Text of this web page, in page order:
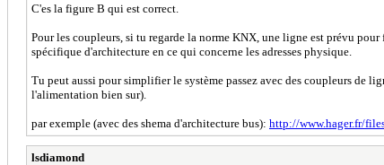
C'es la figure B qui est correct.
Pour les coupleurs, si tu regarde la norme KNX, une ligne est prévu
spécifique d'architecture en ce qui concerne les adresses physique.
Tu peut aussi pour simplifier le système passez avec des coupleurs de
l'alimentation bien sur).
par exemple (avec des shema d'architecture bus): http://www.hager.fr/
lsdiamond